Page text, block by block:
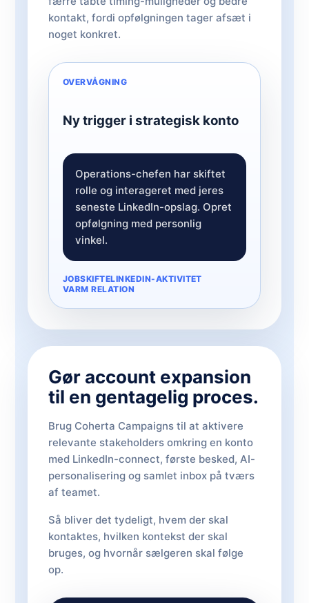
kontakt, fordi opfølgningen tager afsæt i
noget konkret.
OVERVÅGNING
Ny trigger i strategisk konto
Operations-chefen har skiftet
rolle og interageret med jeres
seneste LinkedIn-opslag. Opret
opfølgning med personlig
vinkel.
JOBSKIFTELINKEDIN-AKTIVITET
VARM RELATION
Gør account expansion
til en gentagelig proces.
Brug Coherta Campaigns til at aktivere
relevante stakeholders omkring en konto
med LinkedIn-connect, første besked, AI-
personalisering og samlet inbox på tværs
af teamet.
Så bliver det tydeligt, hvem der skal
kontaktes, hvilken kontekst der skal
bruges, og hvornår sælgeren skal følge
op.